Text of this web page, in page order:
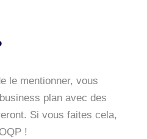
le mentionner, vous
plan avec des
Si vous faites cela,
!